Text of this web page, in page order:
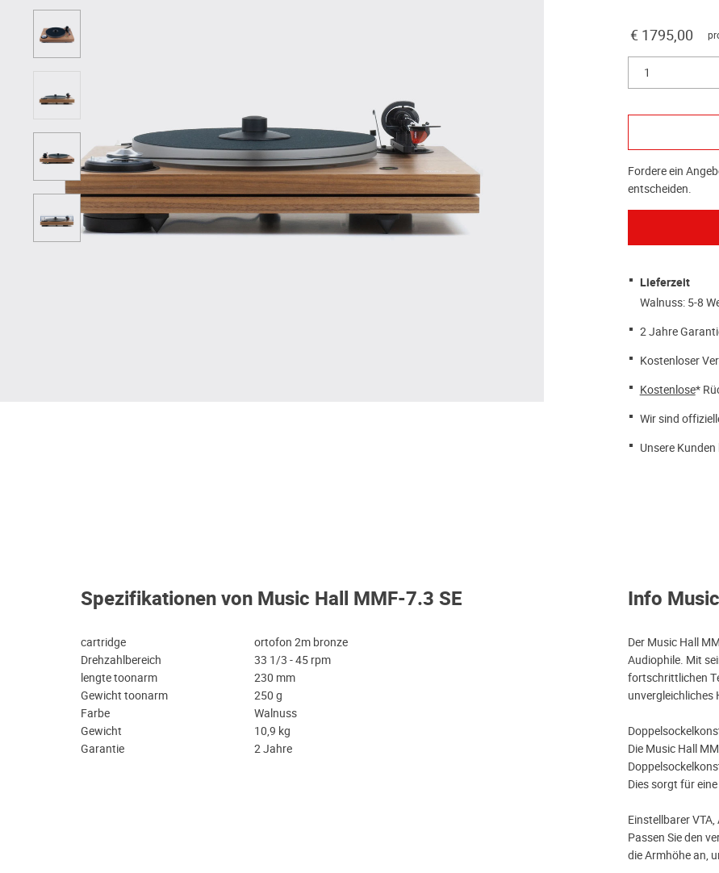
€ 1795,00
1
Fordere ein
entscheiden.
Lieferzeit
Walnuss: 5-8
2 Jahre
Kostenloser
Kostenlose*
Wir sind
Unsere
Spezifikationen von Music Hall MMF-7.3 SE
cartridge
ortofon 2m bronze
Drehzahlbereich
33 1/3 - 45 rpm
lengte toonarm
230 mm
Gewicht toonarm
250 g
Farbe
Walnuss
Gewicht
10,9 kg
Garantie
2 Jahre
Info
Der Music Hall
Audiophile. Mit
fortschrittlichen
unvergleichliches
Die Music Hall
Dies sorgt für
Einstellbarer
Passen Sie den
die Armhöhe an,